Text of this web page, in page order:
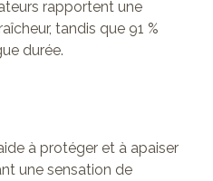
rapportent une
tandis que 91 %
durée.
à protéger et à apaiser
une sensation de